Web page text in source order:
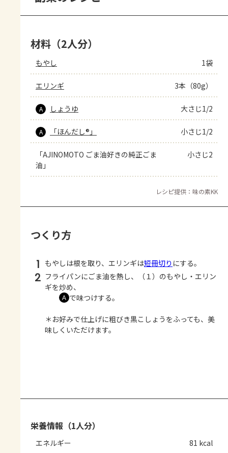
材料（2人分）
もやし 1袋
エリンギ 3本（80g）
A しょうゆ 大さじ1/2
A 「ほんだし®」 小さじ1/2
「AJINOMOTO ごま油好きの純正ごま
油」
小さじ2
レシピ提供：味の素KK
つくり方
1 もやしは根を取り、エリンギは短冊切り にする。
2 フライパンにごま油を熱し、（１）のもやし・エリン
ギを炒め、
Ａ で味つけする。
＊お好みで仕上げに粗びき黒こしょうをふっても、美
味しくいただけます。
栄養情報（1人分）
エネルギー 81 kcal